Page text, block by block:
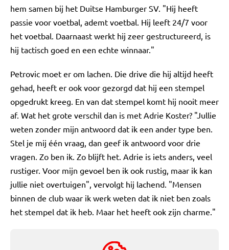
hem samen bij het Duitse Hamburger SV. "Hij heeft
passie voor voetbal, ademt voetbal. Hij leeft 24/7 voor
het voetbal. Daarnaast werkt hij zeer gestructureerd, is
hij tactisch goed en een echte winnaar."
Petrovic moet er om lachen. Die drive die hij altijd heeft
gehad, heeft er ook voor gezorgd dat hij een stempel
opgedrukt kreeg. En van dat stempel komt hij nooit meer
af. Wat het grote verschil dan is met Adrie Koster? "Jullie
weten zonder mijn antwoord dat ik een ander type ben.
Stel je mij één vraag, dan geef ik antwoord voor drie
vragen. Zo ben ik. Zo blijft het. Adrie is iets anders, veel
rustiger. Voor mijn gevoel ben ik ook rustig, maar ik kan
jullie niet overtuigen", vervolgt hij lachend. "Mensen
binnen de club waar ik werk weten dat ik niet ben zoals
het stempel dat ik heb. Maar het heeft ook zijn charme."